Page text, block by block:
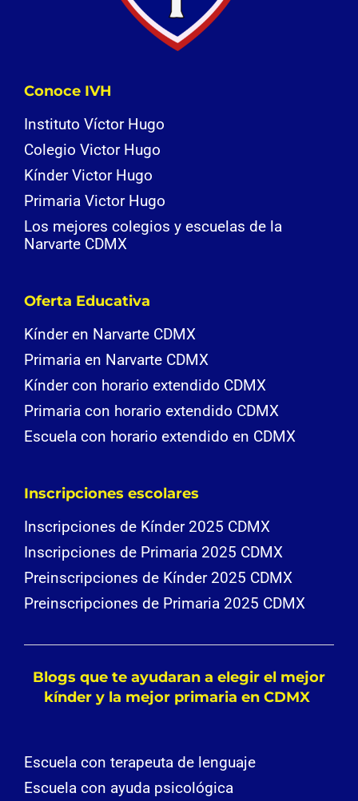
Conoce IVH
Instituto Víctor Hugo
Colegio Victor Hugo
Kínder Victor Hugo
Primaria Victor Hugo
Los mejores colegios y escuelas de la
Narvarte CDMX
Oferta Educativa
Kínder en Narvarte CDMX
Primaria en Narvarte CDMX
Kínder con horario extendido CDMX
Primaria con horario extendido CDMX
Escuela con horario extendido en CDMX
Inscripciones escolares
Inscripciones de Kínder 2025 CDMX
Inscripciones de Primaria 2025 CDMX
Preinscripciones de Kínder 2025 CDMX
Preinscripciones de Primaria 2025 CDMX
Blogs que te ayudaran a elegir el mejor
kínder y la mejor primaria en CDMX
Escuela con terapeuta de lenguaje
Escuela con ayuda psicológica